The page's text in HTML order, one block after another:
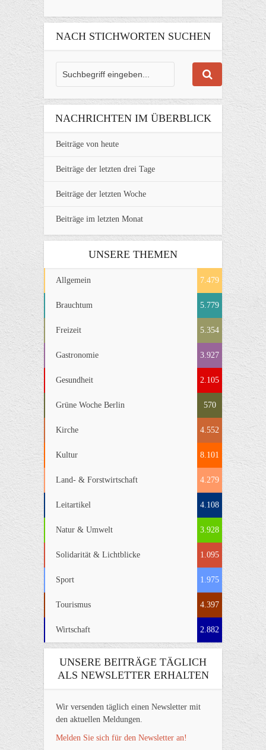
NACH STICHWORTEN SUCHEN
NACHRICHTEN IM ÜBERBLICK
Beiträge von heute
Beiträge der letzten drei Tage
Beiträge der letzten Woche
Beiträge im letzten Monat
UNSERE THEMEN
Allgemein 7.479
Brauchtum 5.779
Freizeit 5.354
Gastronomie 3.927
Gesundheit 2.105
Grüne Woche Berlin 570
Kirche 4.552
Kultur 8.101
Land- & Forstwirtschaft 4.279
Leitartikel 4.108
Natur & Umwelt 3.928
Solidarität & Lichtblicke 1.095
Sport 1.975
Tourismus 4.397
Wirtschaft 2.882
UNSERE BEITRÄGE TÄGLICH
ALS NEWSLETTER ERHALTEN
Wir versenden täglich einen Newsletter mit
den aktuellen Meldungen.
Melden Sie sich für den Newsletter an!